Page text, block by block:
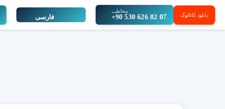
مخاطب
+90 530 626 82 07 دانلود کاتالوگ